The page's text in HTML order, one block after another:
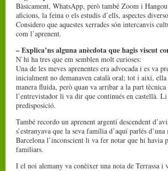
Bàsicament, WhatsApp, però també Zoom i
aficions, la feina o els estudis d’ells, aspectes
Considero que aquestes xerrades són intercanvis
com l’aprenent.
– Explica’ns alguna anècdota que hagis viscut
N`hi ha tres que em semblen molt curioses:
Una de les meves aprenentes era advocada i es va
inicialment no demanaven català oral; tot i així, ella
manera fluida, però quan va arribar a la part
l’entrevistador li va dir que continués en castellà.
predisposició.
També recordo un aprenent argentí descendent
s’estranyava que la seva família d’aquí parlés
Barcelona l’inconscient li va fer notar que hi havia
familiars.
I el noi alemany va conèixer una noia de Terrassa i